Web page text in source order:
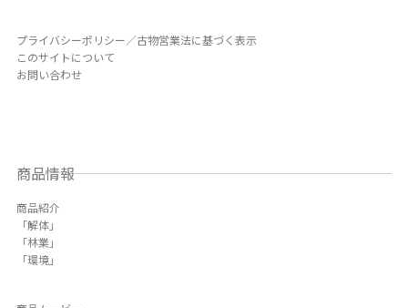
プライバシーポリシー／古物営業法に基づく表示
このサイトについて
お問い合わせ
商品情報
商品紹介
「解体」
「林業」
「環境」